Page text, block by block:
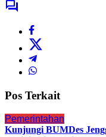
Pos Terkait
Pemerintahan
Kunjungi BUMDes